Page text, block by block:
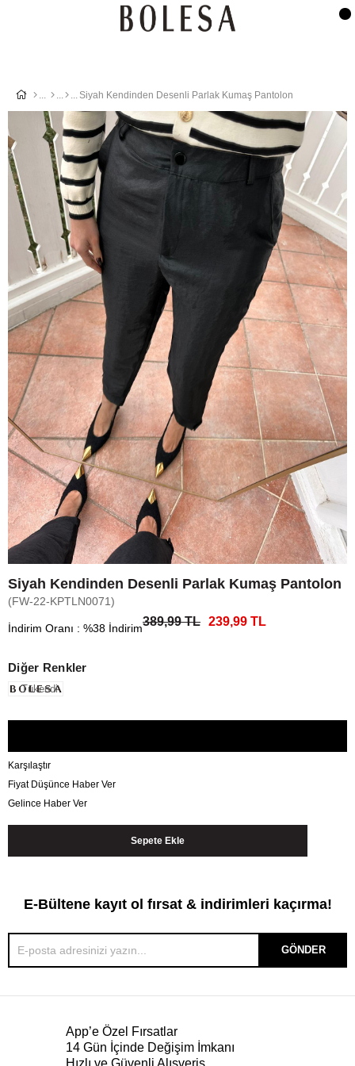
Siyah Kendinden Desenli Parlak Kumaş Pantolon
Siyah Kendinden Desenli Parlak Kumaş Pantolon
(FW-22-KPTLN0071)
İndirim Oranı : %38 İndirim389,99 TL 239,99 TL
Diğer Renkler
Tükendi
Karşılaştır
Fiyat Düşünce Haber Ver
Gelince Haber Ver
E-Bültene kayıt ol fırsat & indirimleri kaçırma!
GÖNDER
App’e Özel Fırsatlar
14 Gün İçinde Değişim İmkanı
Hızlı ve Güvenli Alışveriş